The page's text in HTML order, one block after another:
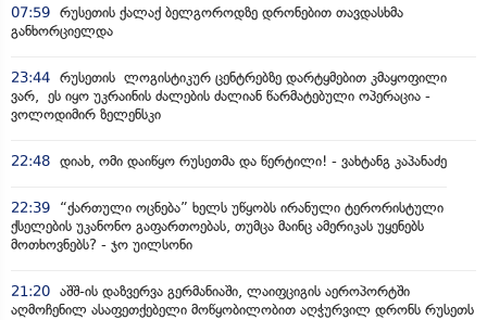
07:59 რუსეთის ქალაქ ბელგოროდზე დრონებით თავდასხმა
განხორციელდა
23:44 რუსეთის ლოგისტიკურ ცენტრებზე დარტყმებით კმაყოფილი
ვარ, ეს იყო უკრაინის ძალების ძალიან წარმატებული ოპერაცია -
ვოლოდიმირ ზელენსკი
22:48 დიახ, ომი დაიწყო რუსეთმა და წერტილი! - ვახტანგ კაპანაძე
22:39
“ქართული ოცნება” ხელს უწყობს ირანული ტერორისტული
ქსელების უკანონო გაფართოებას, თუმცა მაინც ამერიკას უყენებს
მოთხოვნებს? - ჯო უილსონი
21:20 აშშ-ის დაზვერვა გერმანიაში, ლაიფციგის აეროპორტში
აღმოჩენილ ასაფეთქებელი მოწყობილობით აღჭურვილ დრონს რუსეთს